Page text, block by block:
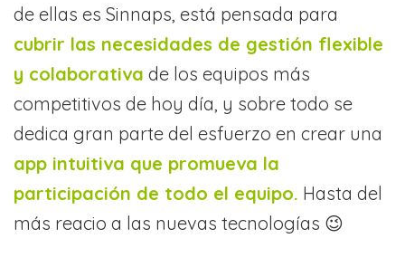
de ellas es Sinnaps, está pensada para
cubrir las necesidades de gestión flexible
y colaborativa de los equipos más
competitivos de hoy día, y sobre todo se
dedica gran parte del esfuerzo en crear una
app intuitiva que promueva la
participación de todo el equipo. Hasta del
más reacio a las nuevas tecnologías 😉